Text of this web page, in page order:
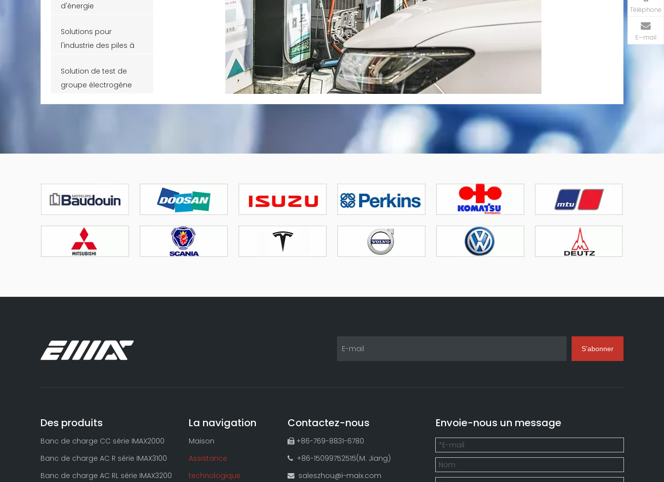
d'énergie
Solutions pour
l'industrie des piles à
Solution de test de
groupe électrogène
S’abonner
Des produits
Banc de charge CC série IMAX2000
Banc de charge AC R série IMAX3100
Banc de charge AC RL série IMAX3200
La navigation
Maison
Assistance
technologique
Contactez-nous
 +86-769-8831-6780
 +86-15099752515(M. Jiang)
 saleszhou@i-maix.com
Envoie-nous un message
Téléphone
E—mail